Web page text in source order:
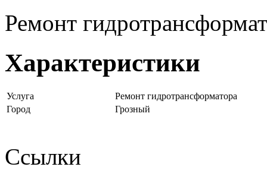
Ремонт
Характеристики
Услуга
Ремонт гидротрансформатора
Город
Грозный
Ссылки